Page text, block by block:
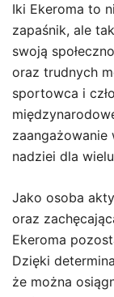
Iki Ekeroma to
zapaśnik, ale
swoją
oraz trudnych
sportowca i
nadziei dla
Jako osoba
oraz
Ekeroma
Dzięki
że można